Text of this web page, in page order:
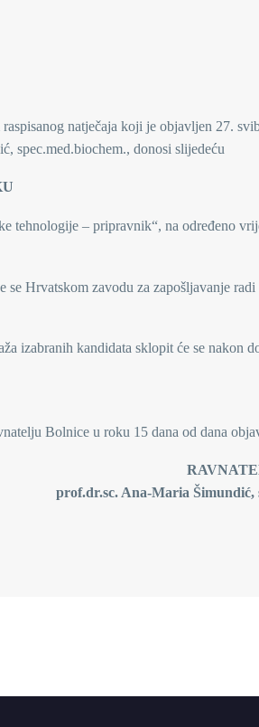
natječaja koji je objavljen 27.
spec.med.biochem., donosi slijedeću
tehnologije – pripravnik“, na određeno
Hrvatskom zavodu za zapošljavanje radi
izabranih kandidata sklopit će se nakon
Bolnice u roku 15 dana od dana
prof.dr.sc. Ana-Maria Šimundić,